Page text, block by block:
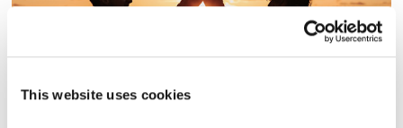
This website uses cookies